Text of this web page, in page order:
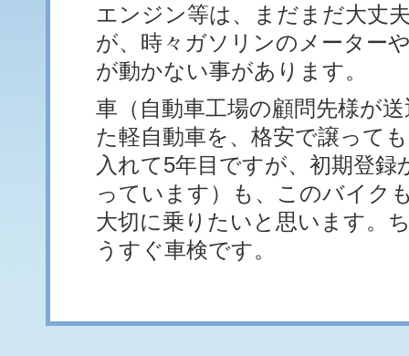
エンジン等は、まだまだ大丈
が、時々ガソリンのメーター
が動かない事があります。
車（自動車工場の顧問先様が
た軽自動車を、格安で譲って
入れて5年目ですが、初期登録
っています）も、このバイク
大切に乗りたいと思います。
うすぐ車検です。